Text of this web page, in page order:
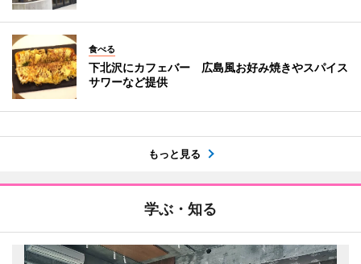
食べる
下北沢にカフェバー 広島風お好み焼きやスパイス
サワーなど提供
もっと見る
学ぶ・知る